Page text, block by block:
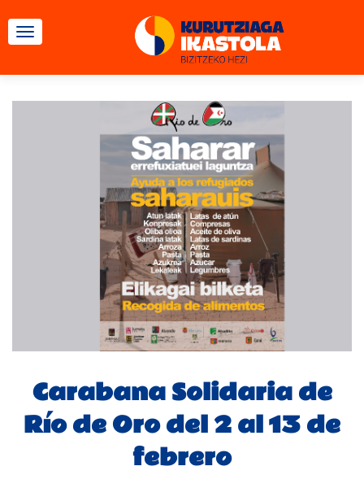
CAMBIAR NAVEGACIÓN
Carabana Solidaria de
Río de Oro del 2 al 13 de
febrero